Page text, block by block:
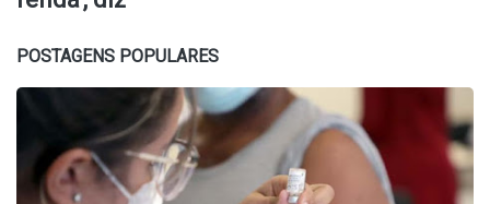
POSTAGENS POPULARES